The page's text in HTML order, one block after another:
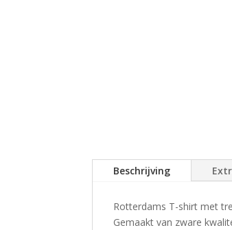
Beschrijving
Rotterdams T-shirt met
Gemaakt van zware